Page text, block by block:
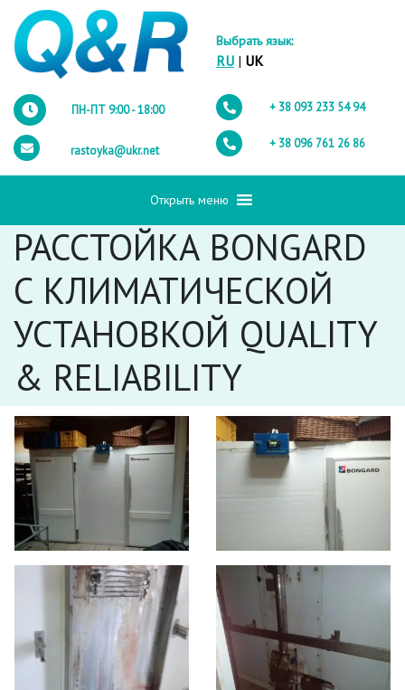
Выбрать язык:
RU | UK
ПН-ПТ 9:00 - 18:00
rastoyka@ukr.net
+ 38 093 233 54 94
+ 38 096 761 26 86
Открыть меню
РАССТОЙКА BONGARD
С КЛИМАТИЧЕСКОЙ
УСТАНОВКОЙ QUALITY
& RELIABILITY